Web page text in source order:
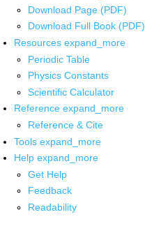
Download Page (PDF)
Download Full Book (PDF)
Resources expand_more
Periodic Table
Physics Constants
Scientific Calculator
Reference expand_more
Reference & Cite
Tools expand_more
Help expand_more
Get Help
Feedback
Readability